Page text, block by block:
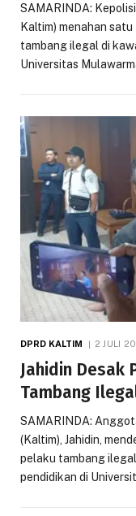
SAMARINDA:
Kaltim) menahan
tambang ilegal di
Universitas
DPRD KALTIM 2 JULI
Jahidin Desak
Tambang
SAMARINDA:
(Kaltim), Jahidin,
pelaku tambang
pendidikan di